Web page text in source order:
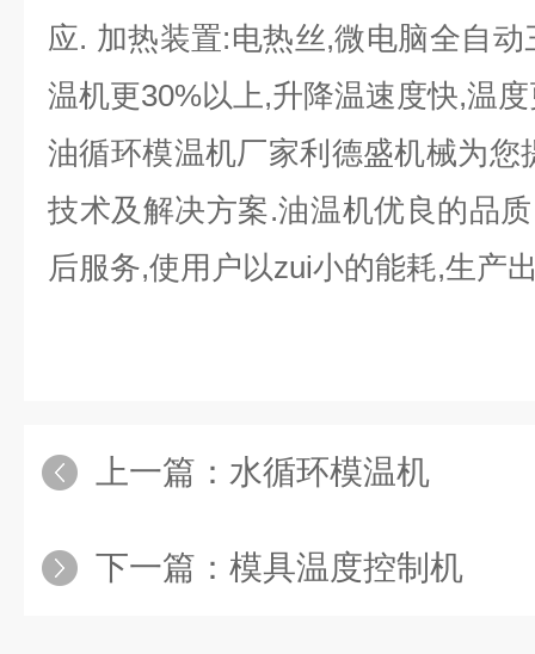
应. 加热装置:电热丝,微电脑全自
温机更30%以上,升降温速度快,温
油循环模温机厂家利德盛机械为您
技术及解决方案.油温机优良的品
后服务,使用户以zui小的能耗,生产
上一篇： 水循环模温机
下一篇： 模具温度控制机